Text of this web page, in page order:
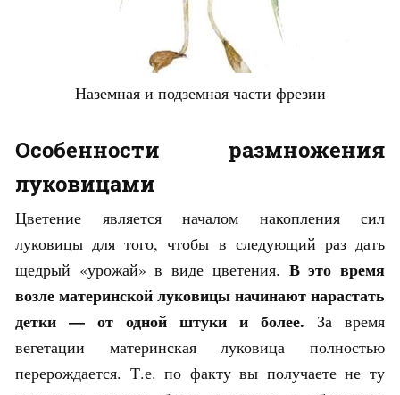
Наземная и подземная части фрезии
Особенности размножения
луковицами
Цветение является началом накопления сил
луковицы для того, чтобы в следующий раз дать
щедрый «урожай» в виде цветения. В это время
возле материнской луковицы начинают нарастать
детки — от одной штуки и более. За время
вегетации материнская луковица полностью
перерождается. Т.е. по факту вы получаете не ту